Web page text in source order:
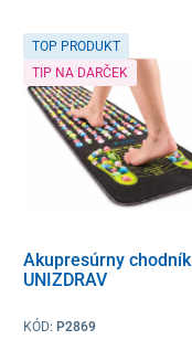
TOP PRODUKT
TIP NA DARČEK
Akupresúrny chodník
UNIZDRAV
KÓD: P2869